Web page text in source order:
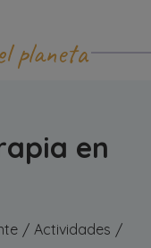
planeta
en
/ Actividades /